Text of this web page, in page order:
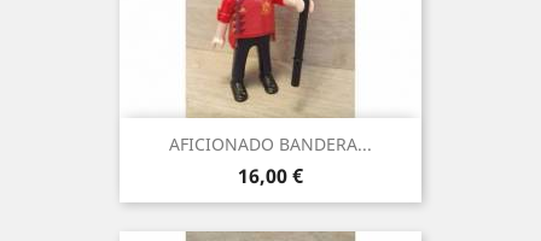
AFICIONADO BANDERA...
Precio
16,00 €